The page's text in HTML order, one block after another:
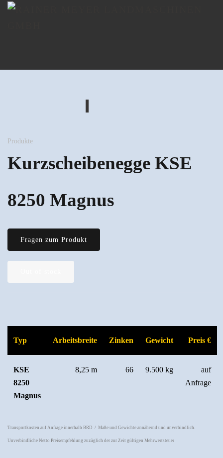
Produkte
Kurzscheibenegge KSE
8250 Magnus
Fragen zum Produkt
Typ Arbeitsbreite Zinken Gewicht Preis €
KSE
8250
Magnus
8,25 m 66 9.500 kg
auf
Anfrage
Transportkosten auf Anfrage innerhalb BRD / Maße und Gewichte annähernd und unverbindlich.
Unverbindliche Netto Preisempfehlung zuzüglich der zur Zeit gültigen Mehrwertsteuer